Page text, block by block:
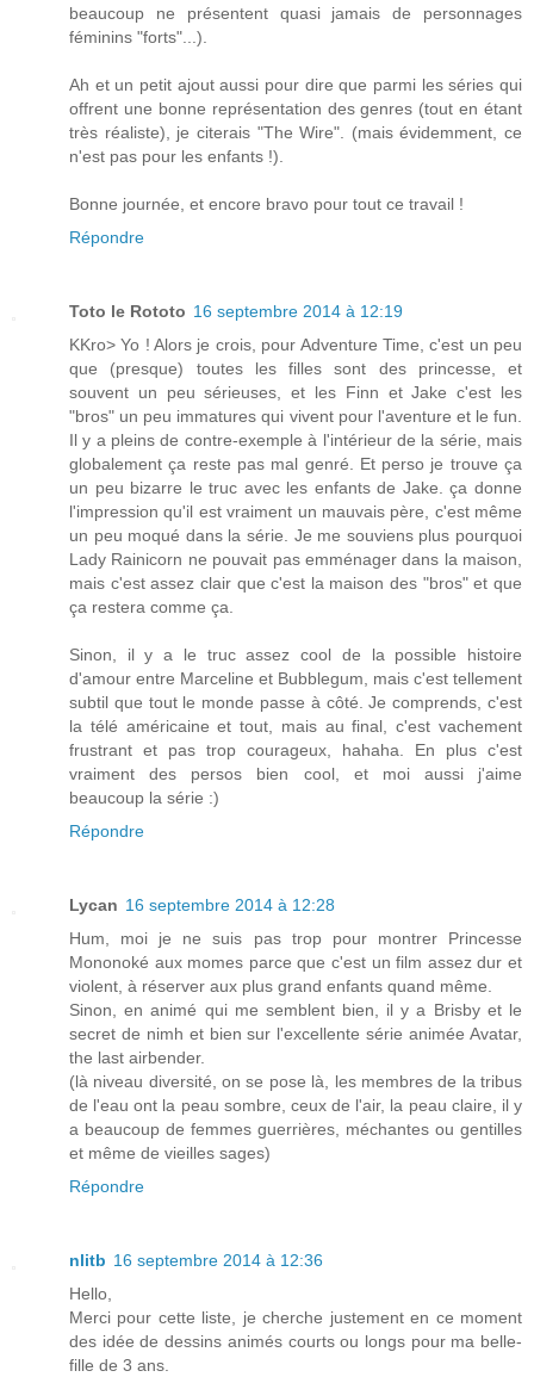
beaucoup ne présentent quasi jamais de personnages
féminins "forts"...).
Ah et un petit ajout aussi pour dire que parmi les séries qui
offrent une bonne représentation des genres (tout en étant
très réaliste), je citerais "The Wire". (mais évidemment, ce
n'est pas pour les enfants !).
Bonne journée, et encore bravo pour tout ce travail !
Répondre
Toto le Rototo 16 septembre 2014 à 12:19
KKro> Yo ! Alors je crois, pour Adventure Time, c'est un peu
que (presque) toutes les filles sont des princesse, et
souvent un peu sérieuses, et les Finn et Jake c'est les
"bros" un peu immatures qui vivent pour l'aventure et le fun.
Il y a pleins de contre-exemple à l'intérieur de la série, mais
globalement ça reste pas mal genré. Et perso je trouve ça
un peu bizarre le truc avec les enfants de Jake. ça donne
l'impression qu'il est vraiment un mauvais père, c'est même
un peu moqué dans la série. Je me souviens plus pourquoi
Lady Rainicorn ne pouvait pas emménager dans la maison,
mais c'est assez clair que c'est la maison des "bros" et que
ça restera comme ça.
Sinon, il y a le truc assez cool de la possible histoire
d'amour entre Marceline et Bubblegum, mais c'est tellement
subtil que tout le monde passe à côté. Je comprends, c'est
la télé américaine et tout, mais au final, c'est vachement
frustrant et pas trop courageux, hahaha. En plus c'est
vraiment des persos bien cool, et moi aussi j'aime
beaucoup la série :)
Répondre
Lycan 16 septembre 2014 à 12:28
Hum, moi je ne suis pas trop pour montrer Princesse
Mononoké aux momes parce que c'est un film assez dur et
violent, à réserver aux plus grand enfants quand même.
Sinon, en animé qui me semblent bien, il y a Brisby et le
secret de nimh et bien sur l'excellente série animée Avatar,
the last airbender.
(là niveau diversité, on se pose là, les membres de la tribus
de l'eau ont la peau sombre, ceux de l'air, la peau claire, il y
a beaucoup de femmes guerrières, méchantes ou gentilles
et même de vieilles sages)
Répondre
nlitb 16 septembre 2014 à 12:36
Hello,
Merci pour cette liste, je cherche justement en ce moment
des idée de dessins animés courts ou longs pour ma belle-
fille de 3 ans.